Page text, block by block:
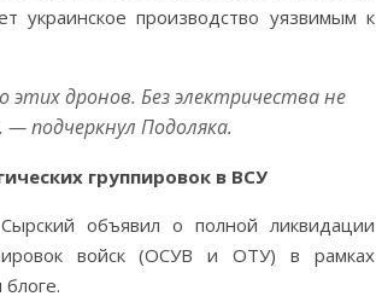
украинское производство уязвимым к
дронов. Без электричества не
подчеркнул Подоляка.
группировок в ВСУ
объявил о полной ликвидации
войск (ОСУВ и ОТУ) в рамках